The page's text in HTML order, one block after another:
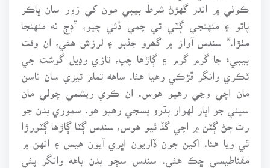
ڪوٺي ۾ اندر گهڙڻ شرط بيبي مون کي زور سان ڀاڪر
پاتو ۽ منهنجي ڳٽي تي چمي ڏئي چيو، ”ڊڄ نه منهنجا
مٺڙا.“ سندس آواز ۾ گھرو جذبو ۽ لرزش هئي، ان وقت
بيبيءَ جا گرم گرم ۽ ڳاڙها چپ، تازي وڍيل گوشت جي
ٽڪري وانگر ڦڙڪي رهيا هئا. ساهه تمام تيزي سان ناسن
مان اچي وڃي رهيو هوس. ان ڪري ريشمي چولي مان
سيني جو اڀار لهوار پڌرو پسجي رهيو هو. سموري بدن جو
رت ڄڻ ڳٽن ۾ اچي گڏ ٿيو هوس، سندس ڳٽا ڳاڙها ڳٽورڙا
ٿي ويا هئا. اکين جون ڏاريون اڀري آيون هيس ۽ انهن ۾
مقناطيسي ڇڪ هئي. سندس سڄو بدن باهه وانگر پئي